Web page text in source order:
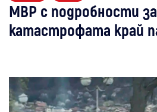
МВР с подробности за
катастрофата край